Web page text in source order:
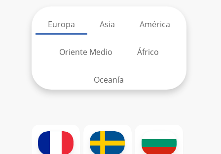
Europa Asia América
Oriente Medio Áfrico
Oceanía